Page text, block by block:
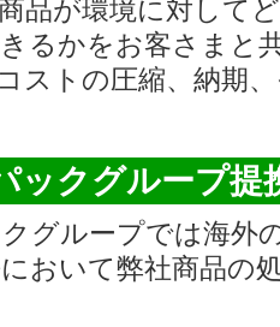
品が環境に対して
るかをお客さまと
ストの圧縮、納期
ックグループ提
グループでは海外
おいて弊社商品の